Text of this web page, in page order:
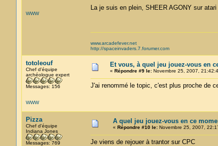
WWW
La je suis en plein, SHEER AGONY sur
www.arcadefever.net
http://spaceinvaders.7.forumer.com
totoleouf
Chef d'équipe
archéologue expert
Messages: 156
WWW
Et vous, à quel jeu jouez-vous en
« Répondre #9 le:Novembre 25, 2007,
J'ai renommé le topic, c'est plus proche de
Pizza
Chef d'équipe
Indiana Jones
Messages: 769
A quel jeu jouez-vous en ce
« Répondre #10 le:Novembre 25, 2007,
Je viens de rejouer à trantor sur CPC